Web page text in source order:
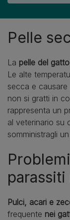
Pelle
La pelle del gatto
Le alte
secca e
non si gratti in
rappresenta un
al veterinario su
somministragli
Pulci, acari e
frequente nei